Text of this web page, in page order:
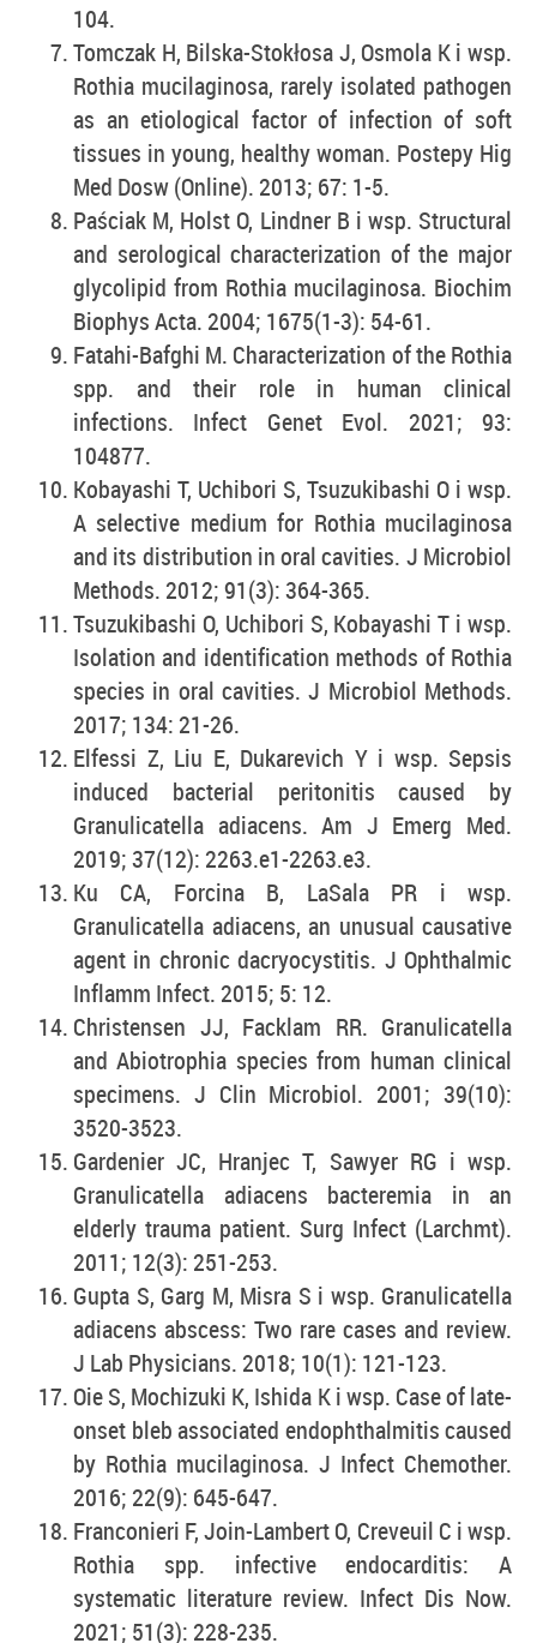
104.
Tomczak H, Bilska-Stokłosa J, Osmola K i wsp.
Rothia mucilaginosa, rarely isolated pathogen
as an etiological factor of infection of soft
tissues in young, healthy woman. Postepy Hig
Med Dosw (Online). 2013; 67: 1-5.
Paściak M, Holst O, Lindner B i wsp. Structural
and serological characterization of the major
glycolipid from Rothia mucilaginosa. Biochim
Biophys Acta. 2004; 1675(1-3): 54-61.
Fatahi-Bafghi M. Characterization of the Rothia
spp. and their role in human clinical
infections. Infect Genet Evol. 2021; 93:
104877.
Kobayashi T, Uchibori S, Tsuzukibashi O i wsp.
A selective medium for Rothia mucilaginosa
and its distribution in oral cavities. J Microbiol
Methods. 2012; 91(3): 364-365.
Tsuzukibashi O, Uchibori S, Kobayashi T i wsp.
Isolation and identification methods of Rothia
species in oral cavities. J Microbiol Methods.
2017; 134: 21-26.
Elfessi Z, Liu E, Dukarevich Y i wsp. Sepsis
induced bacterial peritonitis caused by
Granulicatella adiacens. Am J Emerg Med.
2019; 37(12): 2263.e1-2263.e3.
Ku CA, Forcina B, LaSala PR i wsp.
Granulicatella adiacens, an unusual causative
agent in chronic dacryocystitis. J Ophthalmic
Inflamm Infect. 2015; 5: 12.
Christensen JJ, Facklam RR. Granulicatella
and Abiotrophia species from human clinical
specimens. J Clin Microbiol. 2001; 39(10):
3520-3523.
Gardenier JC, Hranjec T, Sawyer RG i wsp.
Granulicatella adiacens bacteremia in an
elderly trauma patient. Surg Infect (Larchmt).
2011; 12(3): 251-253.
Gupta S, Garg M, Misra S i wsp. Granulicatella
adiacens abscess: Two rare cases and review.
J Lab Physicians. 2018; 10(1): 121-123.
Oie S, Mochizuki K, Ishida K i wsp. Case of late-
onset bleb associated endophthalmitis caused
by Rothia mucilaginosa. J Infect Chemother.
2016; 22(9): 645-647.
Franconieri F, Join-Lambert O, Creveuil C i wsp.
Rothia spp. infective endocarditis: A
systematic literature review. Infect Dis Now.
2021; 51(3): 228-235.